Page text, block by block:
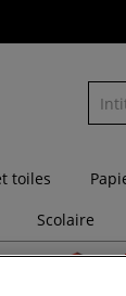
toiles
Scolaire